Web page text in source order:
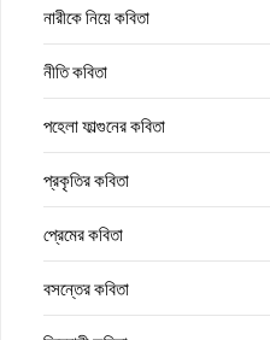
নারীকে নিয়ে কবিতা
নীতি কবিতা
পহেলা ফাল্গুনের কবিতা
প্রকৃতির কবিতা
প্রেমের কবিতা
বসন্তের কবিতা